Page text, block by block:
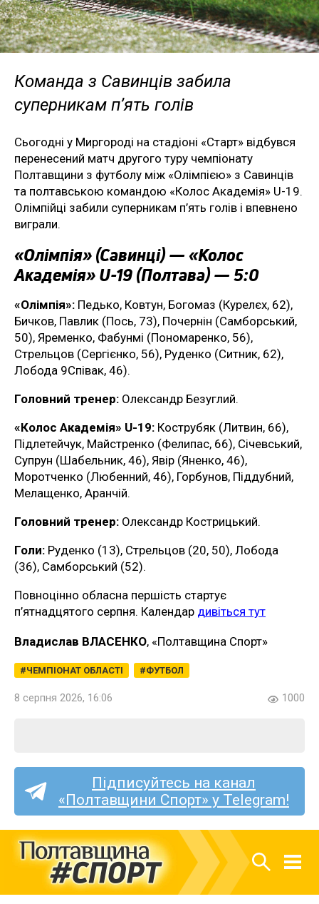
Команда з Савинців забила
суперникам п’ять голів
Сьогодні у Миргороді на стадіоні «Старт» відбувся
перенесений матч другого туру чемпіонату
Полтавщини з футболу між «Олімпією» з Савинців
та полтавською командою «Колос Академія» U-19.
Олімпійці забили суперникам п’ять голів і впевнено
виграли.
«Олімпія» (Савинці) — «Колос
Академія» U-19 (Полтава) — 5:0
«Олімпія»: Педько, Ковтун, Богомаз (Курелєх, 62),
Бичков, Павлик (Пось, 73), Почернін (Самборський,
50), Яременко, Фабунмі (Пономаренко, 56),
Стрельцов (Сергієнко, 56), Руденко (Ситник, 62),
Лобода 9Співак, 46).
Головний тренер: Олександр Безуглий.
«Колос Академія» U-19: Кострубяк (Литвин, 66),
Підлетейчук, Майстренко (Фелипас, 66), Січевський,
Супрун (Шабельник, 46), Явір (Яненко, 46),
Моротченко (Любенний, 46), Горбунов, Піддубний,
Мелащенко, Аранчій.
Головний тренер: Олександр Кострицький.
Голи: Руденко (13), Стрельцов (20, 50), Лобода
(36), Самборський (52).
Повноцінно обласна першість стартує
п’ятнадцятого серпня. Календар дивіться тут
Владислав ВЛАСЕНКО, «Полтавщина Спорт»
ЧЕМПІОНАТ ОБЛАСТІ ФУТБОЛ
8 серпня 2026, 16:06 1000
Підписуйтесь на канал
«Полтавщини Спорт» у Telegram!